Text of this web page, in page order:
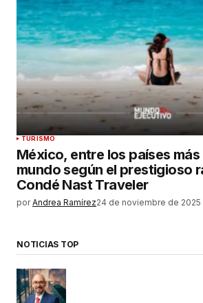
TURISMO
México, entre los países
mundo según el prestigioso
Condé Nast Traveler
por Andrea Ramírez24 de noviembre de 2025
NOTICIAS TOP